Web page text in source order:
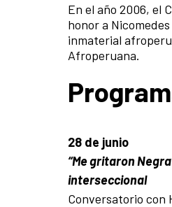
En el año 2006, el
honor a
inmaterial
Afroperuana.
28 de junio
“Me gritaron
interseccional
Conversatorio con